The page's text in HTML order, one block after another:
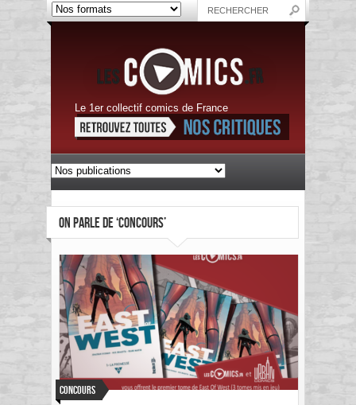
Le 1er collectif comics de France
ON PARLE DE ‘CONCOURS’
Concours